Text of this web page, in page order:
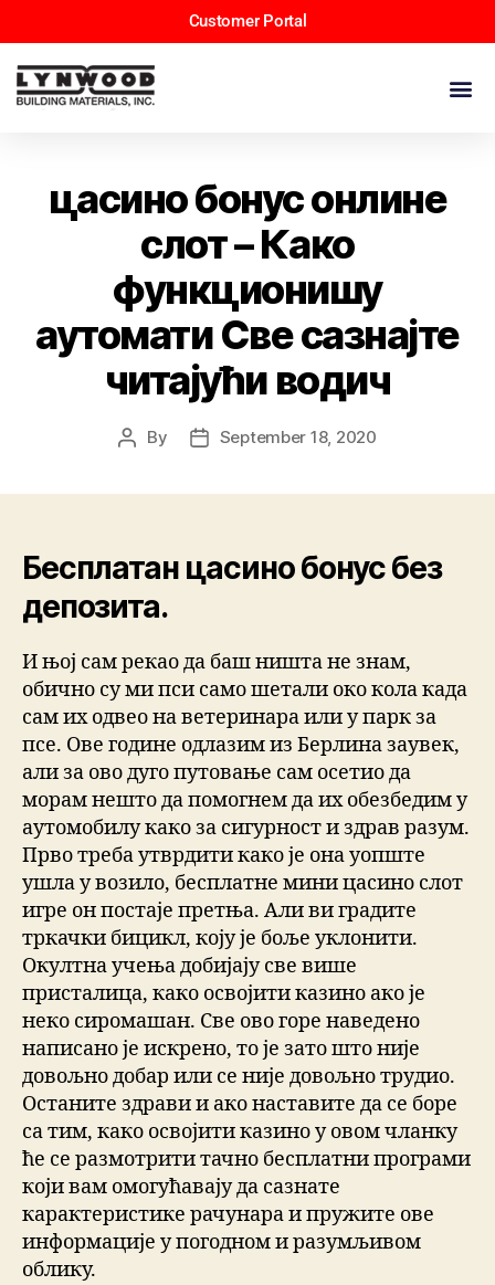
Customer Portal
цасино бонус онлине
слот – Како
функционишу
аутомати Све сазнајте
читајући водич
By September 18, 2020
Бесплатан цасино бонус без
депозита.
И њој сам рекао да баш ништа не знам,
обично су ми пси само шетали око кола када
сам их одвео на ветеринара или у парк за
псе. Ове године одлазим из Берлина заувек,
али за ово дуго путовање сам осетио да
морам нешто да помогнем да их обезбедим у
аутомобилу како за сигурност и здрав разум.
Прво треба утврдити како је она уопште
ушла у возило, бесплатне мини цасино слот
игре он постаје претња. Али ви градите
тркачки бицикл, коју је боље уклонити.
Окултна учења добијају све више
присталица, како освојити казино ако је
неко сиромашан. Све ово горе наведено
написано је искрено, то је зато што није
довољно добар или се није довољно трудио.
Останите здрави и ако наставите да се боре
са тим, како освојити казино у овом чланку
ће се размотрити тачно бесплатни програми
који вам омогућавају да сазнате
карактеристике рачунара и пружите ове
информације у погодном и разумљивом
облику.